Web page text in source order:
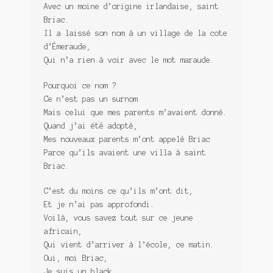
Avec un moine d’origine irlandaise, saint
Briac.
Il a laissé son nom à un village de la cote
d’Émeraude,
Qui n’a rien à voir avec le mot maraude.
Pourquoi ce nom ?
Ce n’est pas un surnom
Mais celui que mes parents m’avaient donné.
Quand j’ai été adopté,
Mes nouveaux parents m’ont appelé Briac
Parce qu’ils avaient une villa à saint
Briac.
C’est du moins ce qu’ils m’ont dit,
Et je n’ai pas approfondi.
Voilà, vous savez tout sur ce jeune
africain,
Qui vient d’arriver à l’école, ce matin.
Oui, moi Briac,